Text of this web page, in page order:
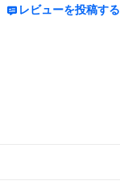
レビューを投稿する